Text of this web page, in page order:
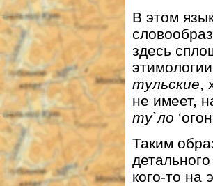
В этом
здесь
тульские,
не имеет,
ту`ло
Таким
кого-то на